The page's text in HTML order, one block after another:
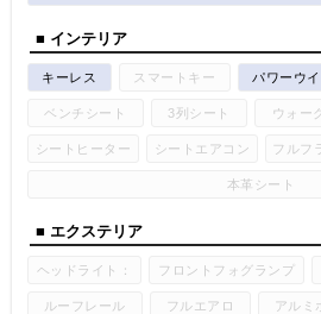
■ インテリア
キーレス スマートキー パワーウ
ベンチシート 3列シート ウォー
シートヒーター シートエアコン フルフ
本革シート
■ エクステリア
ヘッドライト： フロントフォグランプ
ルーフレール フルエアロ アルミ